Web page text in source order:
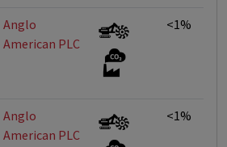
Anglo
American PLC
<1%
Anglo
American PLC
<1%